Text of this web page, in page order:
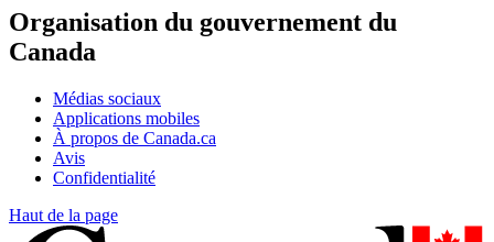
Organisation du gouvernement du
Canada
Médias sociaux
Applications mobiles
À propos de Canada.ca
Avis
Confidentialité
Haut de la page